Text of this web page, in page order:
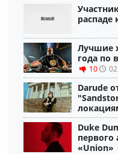
распаде
Лучшие
года по
10
Darude
Duke
первого
«Union»